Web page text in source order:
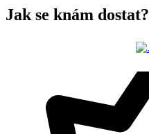
Jak se knám dostat?